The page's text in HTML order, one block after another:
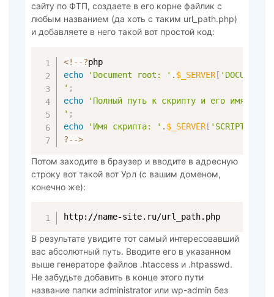
сайту по ФТП, создаете в его корне файлик с
любым названием (да хоть с таким url_path.php)
и добавляете в него такой вот простой код:
<! --?
echo
'Document root: ' . $_SERVER [
' ;
echo
'Полный путь к скрипту и его имя: '
' ;
echo
'Имя скрипта: ' . $_SERVER [ 'SCRIPT_NAME'
?-->
Потом заходите в браузер и вводите в адресную
строку вот такой вот Урл (с вашим доменом,
конечно же):
http://name-site.ru/url_path.php
В результате увидите тот самый интересовавший
вас абсолютный путь. Вводите его в указанном
выше генераторе файлов .htaccess и .htpasswd.
Не забудьте добавить в конце этого пути
название папки administrator или wp-admin без